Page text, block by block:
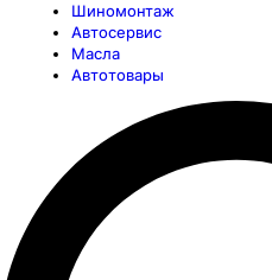
Шиномонтаж
Автосервис
Масла
Автотовары